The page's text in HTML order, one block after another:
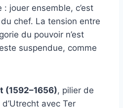
jouer ensemble, c’est
chef. La tension entre
du pouvoir n’est
suspendue, comme
(1592–1656), pilier de
avec Ter